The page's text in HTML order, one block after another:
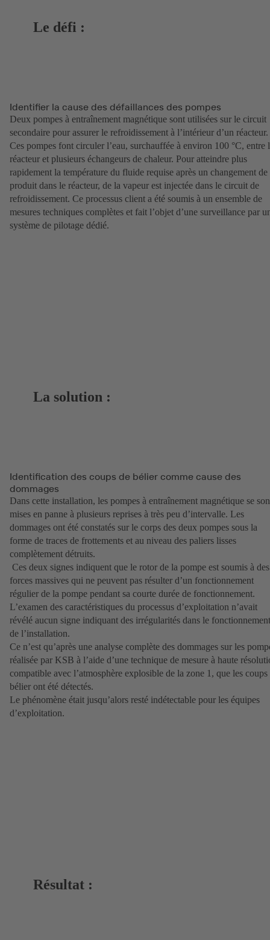
Le défi :
Identifier la cause des défaillances des pompes
Deux pompes à entraînement magnétique sont utilisées sur le circuit
secondaire pour assurer le refroidissement à l’intérieur d’un réacteur.
Ces pompes font circuler l’eau, surchauffée à environ 100 °C, entre
réacteur et plusieurs échangeurs de chaleur. Pour atteindre plus
rapidement la température du fluide requise après un changement de
produit dans le réacteur, de la vapeur est injectée dans le circuit de
refroidissement. Ce processus client a été soumis à un ensemble de
mesures techniques complètes et fait l’objet d’une surveillance par
système de pilotage dédié.
La solution :
Identification des coups de bélier comme cause des
dommages
Dans cette installation, les pompes à entraînement magnétique se
mises en panne à plusieurs reprises à très peu d’intervalle. Les
dommages ont été constatés sur le corps des deux pompes sous la
forme de traces de frottements et au niveau des paliers lisses
complètement détruits.
Ces deux signes indiquent que le rotor de la pompe est soumis à des
forces massives qui ne peuvent pas résulter d’un fonctionnement
régulier de la pompe pendant sa courte durée de fonctionnement.
L’examen des caractéristiques du processus d’exploitation n’avait
révélé aucun signe indiquant des irrégularités dans le fonctionnement
de l’installation.
Ce n’est qu’après une analyse complète des dommages sur les
réalisée par KSB à l’aide d’une technique de mesure à haute
compatible avec l’atmosphère explosible de la zone 1, que les coups
bélier ont été détectés.
Le phénomène était jusqu’alors resté indétectable pour les équipes
d’exploitation.
Résultat :